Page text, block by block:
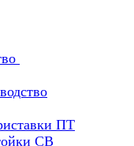
ПТ
СВ